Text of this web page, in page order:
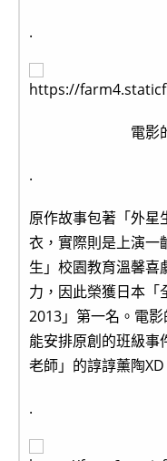
.
電影
.
原作故事包著「外星
衣，實際則是上演一
生」校園教育溫馨喜
力，因此榮獲日本「
2013」第一名。電
能安排原創的班級事
老師」的諄諄薰陶XD
.